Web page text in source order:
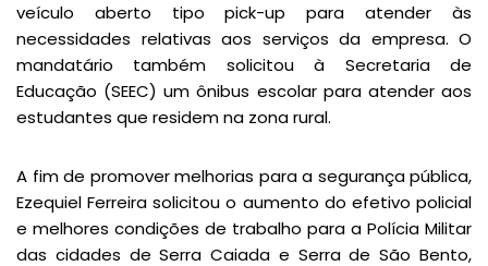
veículo aberto tipo pick-up para atender às
necessidades relativas aos serviços da empresa. O
mandatário também solicitou à Secretaria de
Educação (SEEC) um ônibus escolar para atender aos
estudantes que residem na zona rural.
A fim de promover melhorias para a segurança pública,
Ezequiel Ferreira solicitou o aumento do efetivo policial
e melhores condições de trabalho para a Polícia Militar
das cidades de Serra Caiada e Serra de São Bento,